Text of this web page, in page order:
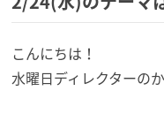
こんにちは！
水曜日ディレクターの